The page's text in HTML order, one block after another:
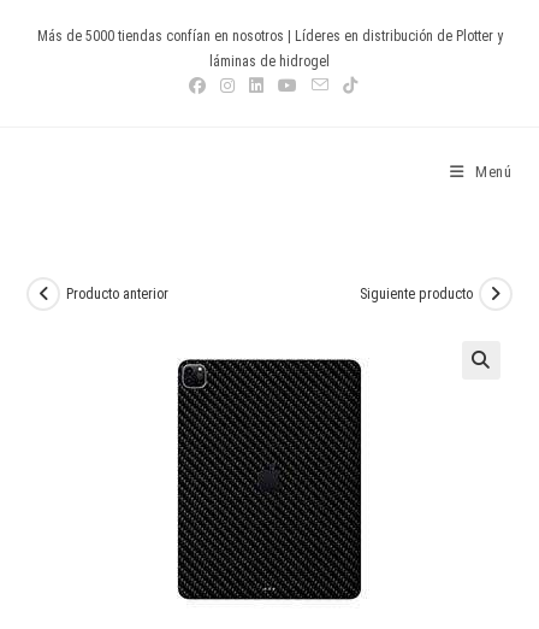
Más de 5000 tiendas confían en nosotros | Líderes en distribución de Plotter y
láminas de hidrogel
Menú
Producto anterior Siguiente producto